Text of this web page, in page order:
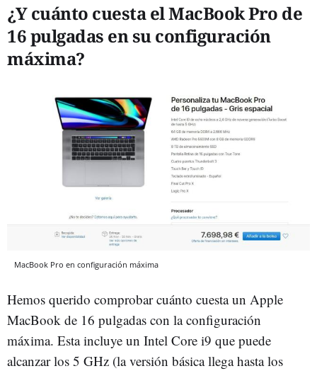
¿Y cuánto cuesta el MacBook Pro de
16 pulgadas en su configuración
máxima?
MacBook Pro en configuración máxima
Hemos querido comprobar cuánto cuesta un Apple
MacBook de 16 pulgadas con la configuración
máxima. Esta incluye un Intel Core i9 que puede
alcanzar los 5 GHz (la versión básica llega hasta los